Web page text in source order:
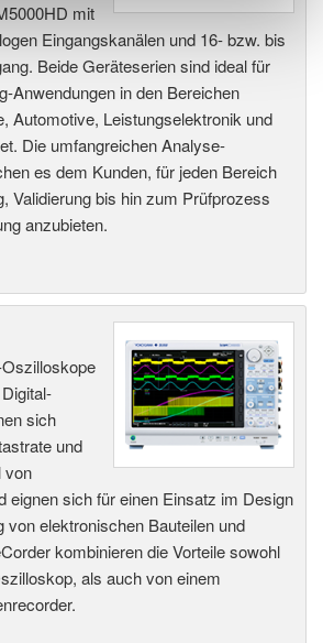
mit
Eingangskanälen und 16- bzw. bis
Beide Geräteserien sind ideal für
Anwendungen in den Bereichen
Automotive, Leistungselektronik und
Die umfangreichen Analyse-
es dem Kunden, für jeden Bereich
Validierung bis hin zum Prüfprozess
anzubieten.
sich
und
von
eignen sich für einen Einsatz im Design
von elektronischen Bauteilen und
kombinieren die Vorteile sowohl
als auch von einem